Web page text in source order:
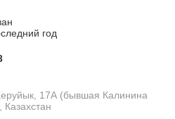
год
17А (бывшая Калинина